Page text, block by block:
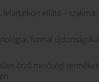
ellátó – szakmai,
formai újdonságokat
őrző minőségi